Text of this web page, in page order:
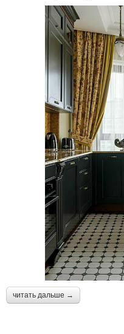
читать дальше →